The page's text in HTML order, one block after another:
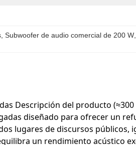
, Subwoofer de audio comercial de 200 W
Descripción del producto
diseñado para ofrecer un
lugares de discursos públicos,
un rendimiento acústico